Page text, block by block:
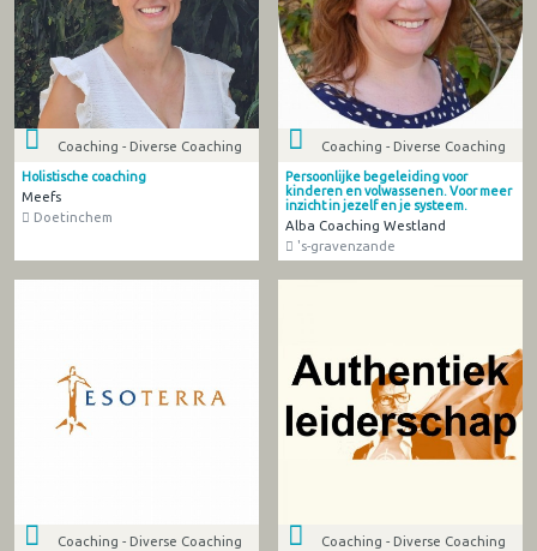
Coaching - Diverse Coaching
Holistische coaching
Meefs
Doetinchem
Coaching - Diverse Coaching
Persoonlijke begeleiding voor
kinderen en volwassenen. Voor meer
inzicht in jezelf en je systeem.
Alba Coaching Westland
's-gravenzande
Coaching - Diverse Coaching Coaching - Diverse Coaching